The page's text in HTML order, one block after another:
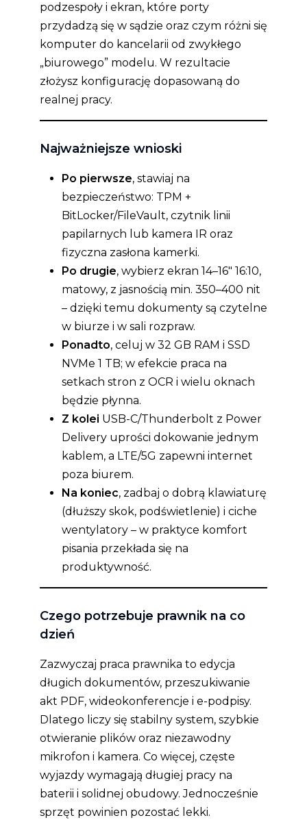
podzespoły i ekran, które porty
przydadzą się w sądzie oraz czym różni się
komputer do kancelarii od zwykłego
„biurowego” modelu. W rezultacie
złożysz konfigurację dopasowaną do
realnej pracy.
Najważniejsze wnioski
Po pierwsze, stawiaj na
bezpieczeństwo: TPM +
BitLocker/FileVault, czytnik linii
papilarnych lub kamera IR oraz
fizyczna zasłona kamerki.
Po drugie, wybierz ekran 14–16″ 16:10,
matowy, z jasnością min. 350–400 nit
– dzięki temu dokumenty są czytelne
w biurze i w sali rozpraw.
Ponadto, celuj w 32 GB RAM i SSD
NVMe 1 TB; w efekcie praca na
setkach stron z OCR i wielu oknach
będzie płynna.
Z kolei USB-C/Thunderbolt z Power
Delivery uprości dokowanie jednym
kablem, a LTE/5G zapewni internet
poza biurem.
Na koniec, zadbaj o dobrą klawiaturę
(dłuższy skok, podświetlenie) i ciche
wentylatory – w praktyce komfort
pisania przekłada się na
produktywność.
Czego potrzebuje prawnik na co
dzień
Zazwyczaj praca prawnika to edycja
długich dokumentów, przeszukiwanie
akt PDF, wideokonferencje i e-podpisy.
Dlatego liczy się stabilny system, szybkie
otwieranie plików oraz niezawodny
mikrofon i kamera. Co więcej, częste
wyjazdy wymagają długiej pracy na
baterii i solidnej obudowy. Jednocześnie
sprzęt powinien pozostać lekki.